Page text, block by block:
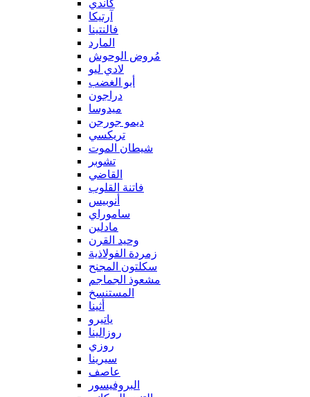
كاندي
آرتيكا
فالنتينا
المارد
مُروض الوحوش
لادي ليو
أبو الغضب
دراجون
ميدوسا
ديمو جورجن
تريكسي
شيطان الموت
تشوبر
القاضي
فاتنة القلوب
أنوبيس
ساموراي
مادلين
وحيد القرن
زمردة الفولاذية
سكلتون المجنح
مشعوذ الجماجم
المستنسخ
أثينا
ياتيرو
روزالينا
روزي
سيرينا
عاصف
البروفيسور